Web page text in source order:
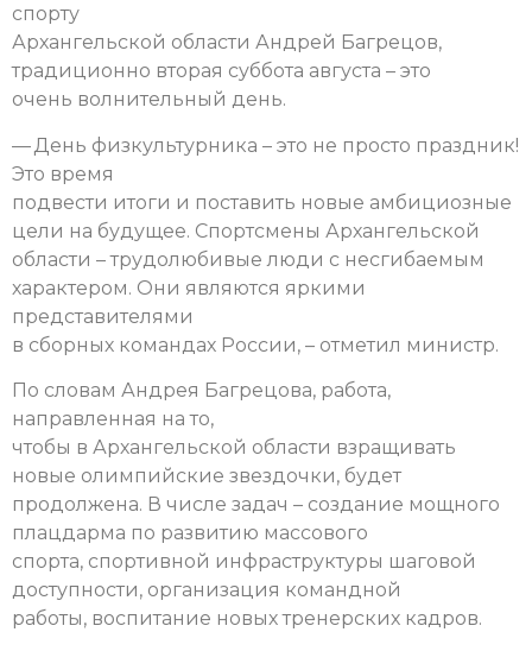
спорту
Архангельской области Андрей Багрецов,
традиционно вторая суббота августа – это
очень волнительный день.
— День физкультурника – это не просто праздник!
Это время
подвести итоги и поставить новые амбициозные
цели на будущее. Спортсмены Архангельской
области – трудолюбивые люди с несгибаемым
характером. Они являются яркими
представителями
в сборных командах России, – отметил министр.
По словам Андрея Багрецова, работа,
направленная на то,
чтобы в Архангельской области взращивать
новые олимпийские звездочки, будет
продолжена. В числе задач – создание мощного
плацдарма по развитию массового
спорта, спортивной инфраструктуры шаговой
доступности, организация командной
работы, воспитание новых тренерских кадров.